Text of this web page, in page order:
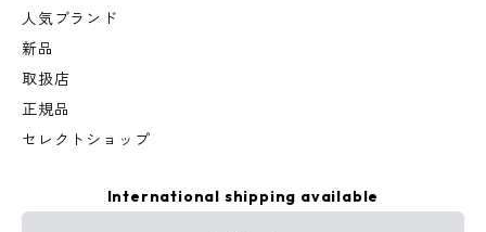
人気ブランド
新品
取扱店
正規品
セレクトショップ
International shipping available